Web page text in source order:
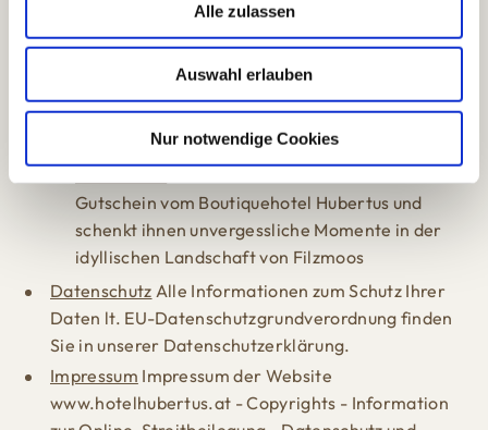
l
Alle zulassen
Auswahl erlauben
Nur notwendige Cookies
JobangeboteEntdeckt spannende
Karrieremöglichkeiten im Boutiquehotel
gestaltet mit uns unvergessliche Erlebnisse für
unsere Gäste.
Gutschein vom Boutiquehotel Hubertus und
schenkt ihnen unvergessliche Momente in der
idyllischen Landschaft von Filzmoos
Datenschutz Alle Informationen zum Schutz Ihrer
Daten lt. EU-Datenschutzgrundverordnung finden
Sie in unserer Datenschutzerklärung.
Impressum Impressum der Website
www.hotelhubertus.at - Copyrights - Information